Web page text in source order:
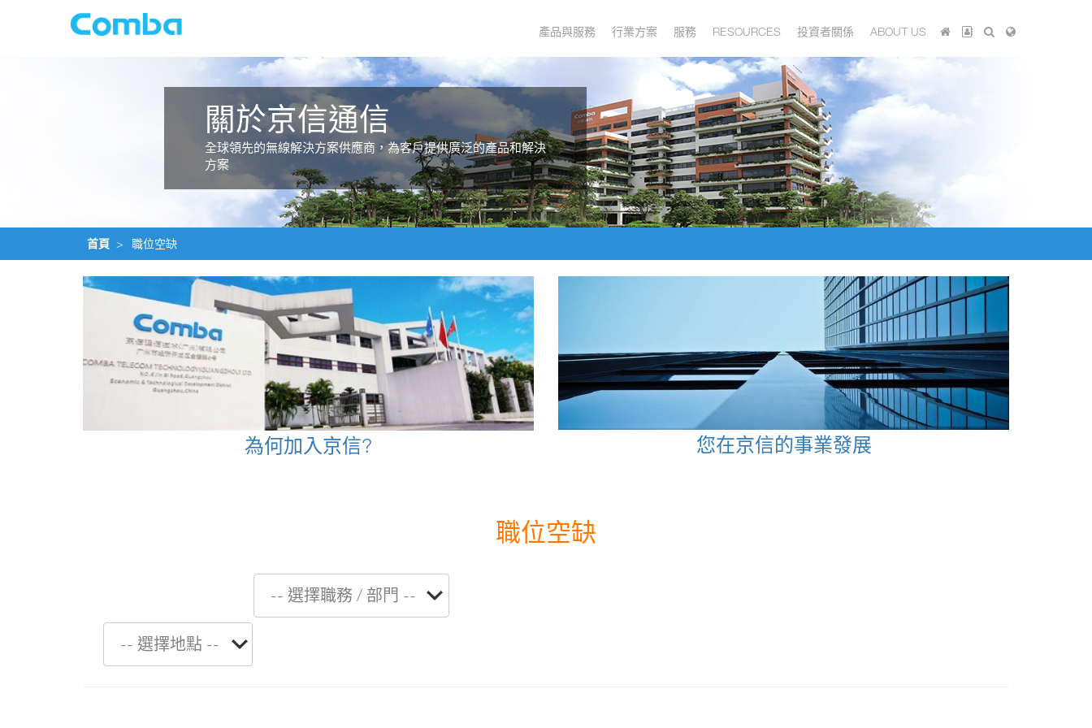
產品與服務 行業方案 服務 RESOURCES 投資者關係 ABOUT US
關於京信通信
全球領先的無線解決方案供應商，為客戶提供廣泛的產品和解決
方案
首頁 > 職位空缺
為何加入京信? 您在京信的事業發展
職位空缺